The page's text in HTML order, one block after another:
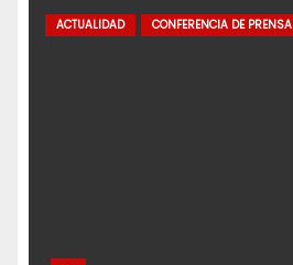
ACTUALIDAD CONFERENCIA DE PRENSA